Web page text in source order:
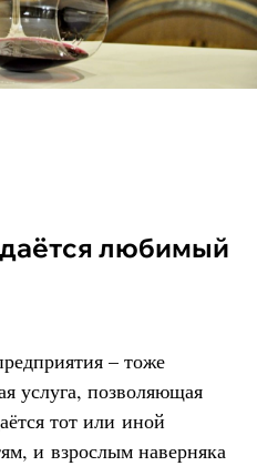
– тоже
услуга, позволяющая
тот или иной
и взрослым наверняка